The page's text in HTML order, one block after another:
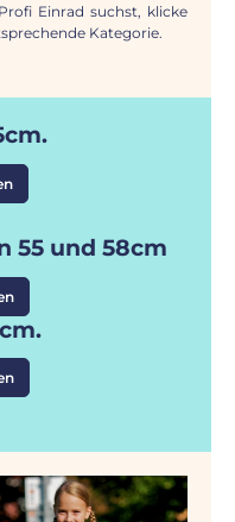
Einrad suchst, klicke
Kategorie.
55 und 58cm